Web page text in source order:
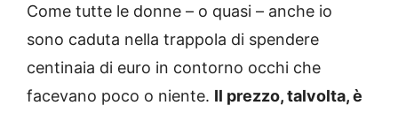
Come tutte le donne – o quasi – anche io
sono caduta nella trappola di spendere
centinaia di euro in contorno occhi che
facevano poco o niente. Il prezzo, talvolta, è